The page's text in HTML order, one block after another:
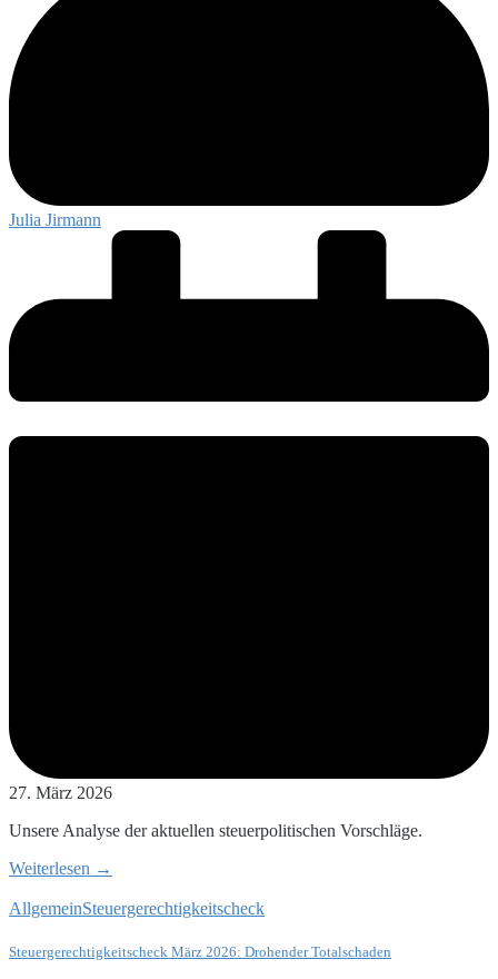
Julia Jirmann
27. März 2026
Unsere Analyse der aktuellen steuerpolitischen Vorschläge.
Weiterlesen →
AllgemeinSteuergerechtigkeitscheck
Steuergerechtigkeitscheck März 2026: Drohender Totalschaden